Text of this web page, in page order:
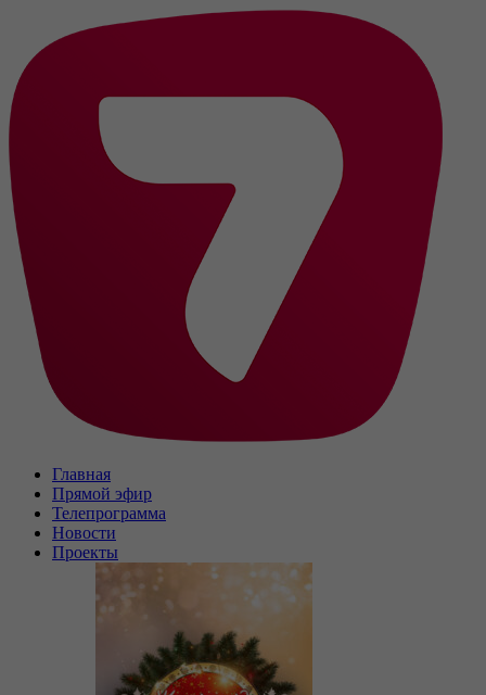
Главная
Прямой эфир
Телепрограмма
Новости
Проекты